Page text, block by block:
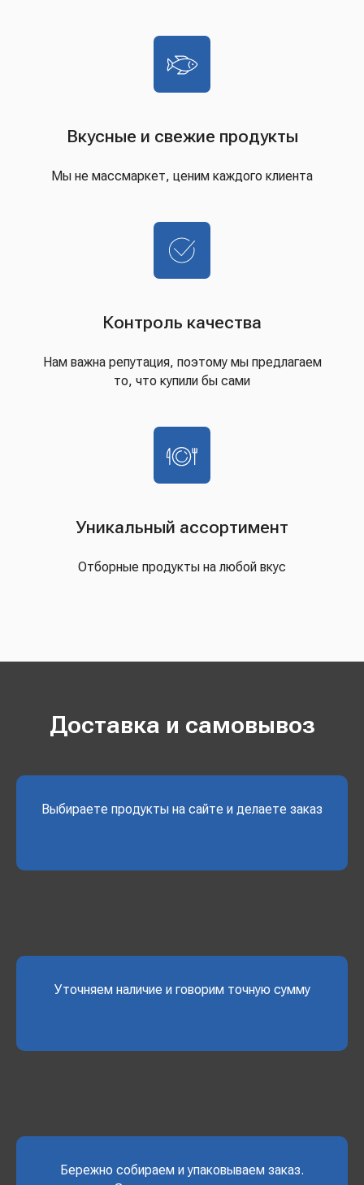
Вкусные и свежие продукты
Мы не массмаркет, ценим каждого клиента
Контроль качества
Нам важна репутация, поэтому мы предлагаем
то, что купили бы сами
Уникальный ассортимент
Отборные продукты на любой вкус
Доставка и самовывоз
Выбираете продукты на сайте и делаете заказ
Уточняем наличие и говорим точную сумму
Бережно собираем и упаковываем заказ.